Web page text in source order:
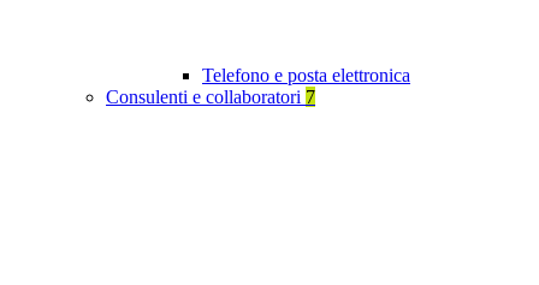
Telefono e posta elettronica
Consulenti e collaboratori 7